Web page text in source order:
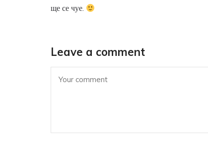
ще се чуе.
Leave a comment